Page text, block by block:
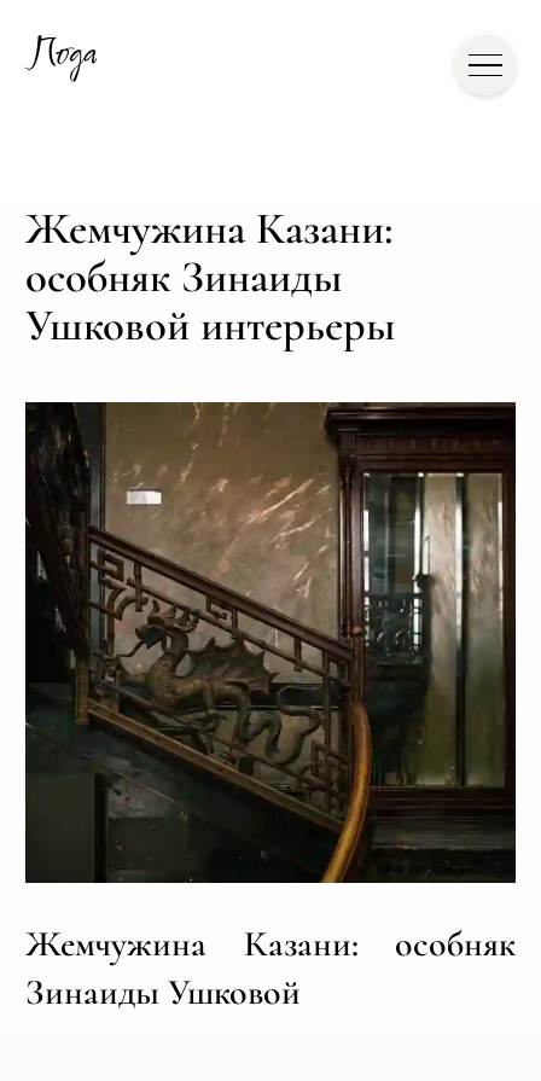
Жемчужина Казани:
особняк Зинаиды
Ушковой интерьеры
Жемчужина Казани: особняк
Зинаиды Ушковой